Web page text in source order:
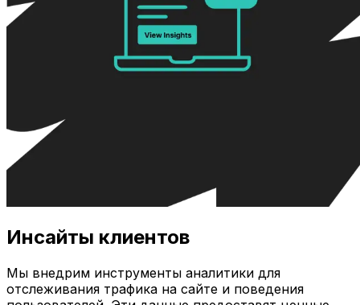
Инсайты клиентов
Мы внедрим инструменты аналитики для
отслеживания трафика на сайте и поведения